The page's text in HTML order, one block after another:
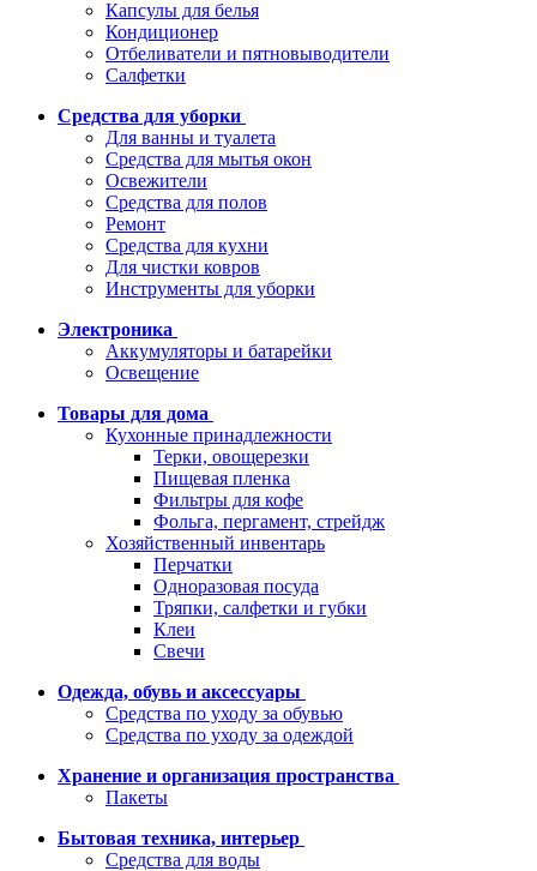
Капсулы для белья
Кондиционер
Отбеливатели и пятновыводители
Салфетки
Средства для уборки
Для ванны и туалета
Средства для мытья окон
Освежители
Средства для полов
Ремонт
Средства для кухни
Для чистки ковров
Инструменты для уборки
Электроника
Аккумуляторы и батарейки
Освещение
Товары для дома
Кухонные принадлежности
Терки, овощерезки
Пищевая пленка
Фильтры для кофе
Фольга, пергамент, стрейдж
Хозяйственный инвентарь
Перчатки
Одноразовая посуда
Тряпки, салфетки и губки
Клеи
Свечи
Одежда, обувь и аксессуары
Средства по уходу за обувью
Средства по уходу за одеждой
Хранение и организация пространства
Пакеты
Бытовая техника, интерьер
Средства для воды